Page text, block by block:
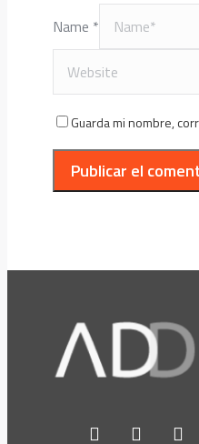
Name *
Guarda mi nombre,